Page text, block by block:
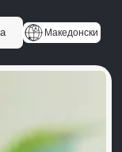
Македонски